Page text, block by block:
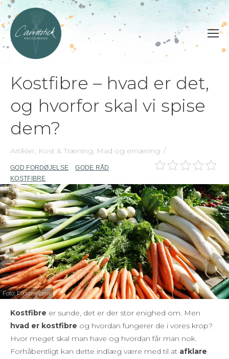
Kostfibre – hvad er det,
og hvorfor skal vi spise
dem?
Artikler, Kost & Træning, Mad og ernæring
GOD FORDØJELSE
GODE RÅD
KOSTFIBRE
Foto: Pixabay.com
Kostfibre er sunde, det er der stor enighed om. Men
hvad er kostfibre og hvordan fungerer de i vores krop?
Hvor meget skal man have og hvordan får man nok.
Forhåbentligt kan dette indlæg være med til at afklare